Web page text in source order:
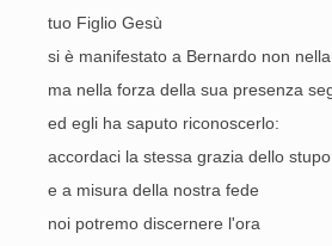
tuo Figlio Gesù
si è manifestato a Bernardo non nella
ma nella forza della sua presenza
ed egli ha saputo riconoscerlo:
accordaci la stessa grazia dello
e a misura della nostra fede
noi potremo discernere l'ora